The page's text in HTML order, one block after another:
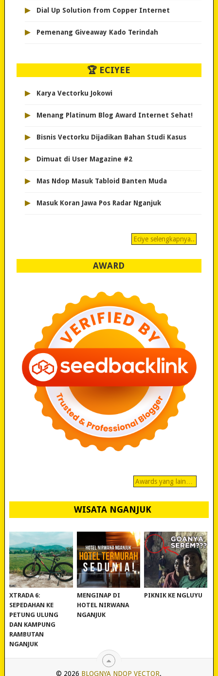
▸ Dial Up Solution from Copper Internet
▸ Pemenang Giveaway Kado Terindah
🏆 ECIYEE
▸ Karya Vectorku Jokowi
▸ Menang Platinum Blog Award Internet Sehat!
▸ Bisnis Vectorku Dijadikan Bahan Studi Kasus
▸ Dimuat di User Magazine #2
▸ Mas Ndop Masuk Tabloid Banten Muda
▸ Masuk Koran Jawa Pos Radar Nganjuk
Eciye selengkapnya..
AWARD
Awards yang lain…
WISATA NGANJUK
REVIEW POLYGON
XTRADA 6:
SEPEDAHAN KE
PETUNG ULUNG
DAN KAMPUNG
RAMBUTAN
NGANJUK
MURAH BANGET!
MENGINAP DI
HOTEL NIRWANA
NGANJUK
WISATA NGANJUK:
PIKNIK KE NGLUYU
© 2026 BLOGNYA NDOP VECTOR.